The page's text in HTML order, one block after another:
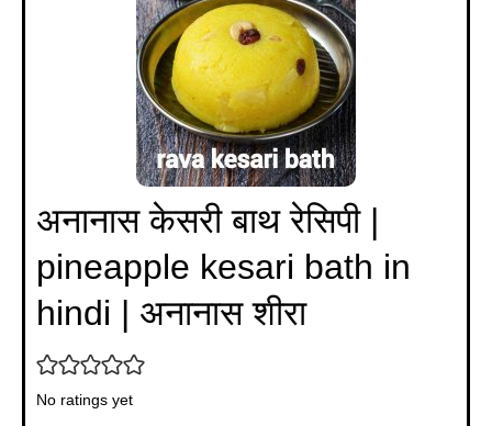
अनानास केसरी बाथ रेसिपी |
pineapple kesari bath in
hindi | अनानास शीरा
No ratings yet